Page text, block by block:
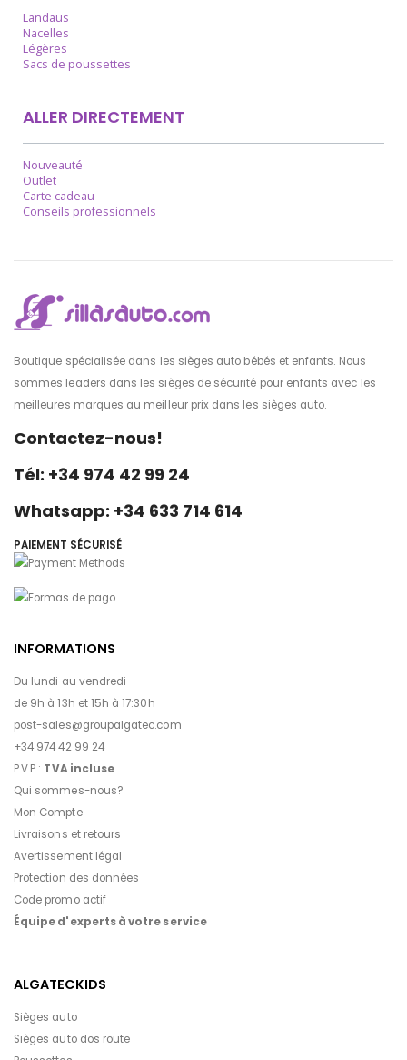
Landaus
Nacelles
Légères
Sacs de poussettes
ALLER DIRECTEMENT
Nouveauté
Outlet
Carte cadeau
Conseils professionnels
Boutique spécialisée dans les sièges auto bébés et enfants. Nous
sommes leaders dans les sièges de sécurité pour enfants avec les
meilleures marques au meilleur prix dans les sièges auto.
Contactez-nous!
Tél: +34 974 42 99 24
Whatsapp: +34 633 714 614
PAIEMENT SÉCURISÉ
INFORMATIONS
Du lundi au vendredi
de 9h à 13h et 15h à 17:30h
post-sales@groupalgatec.com
+34 974 42 99 24
P.V.P : TVA incluse
Qui sommes-nous?
Mon Compte
Livraisons et retours
Avertissement légal
Protection des données
Code promo actif
Équipe d'experts à votre service
ALGATECKIDS
Sièges auto
Sièges auto dos route